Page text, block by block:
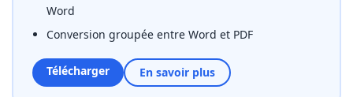
Word
Conversion groupée entre Word et PDF
Télécharger En savoir plus